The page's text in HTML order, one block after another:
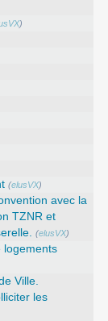
)
(elusVX)
avec la
TZNR et
(elusVX)
logements
Ville.
les